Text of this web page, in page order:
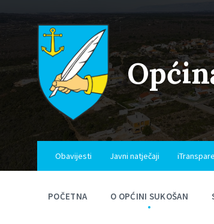
to
content
to
navigation
to
Obavijesti Javni natječaji
POČETNA O OPĆINI SUKOŠAN